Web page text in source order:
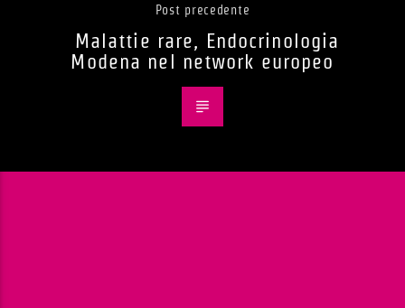
Post precedente
Malattie rare, Endocrinologia
Modena nel network europeo